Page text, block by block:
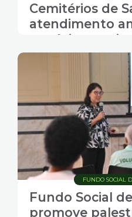
Cemitérios de
atendimento
e música ao
semana do Dia
FUNDO SOCIAL
Fundo Social
promove